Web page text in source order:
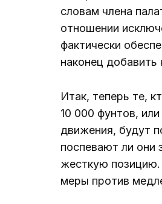
словам члена
отношении
фактически
наконец добавить
Итак, теперь те,
10 000 фунтов,
движения, будут
поспевают ли они
жесткую
меры против